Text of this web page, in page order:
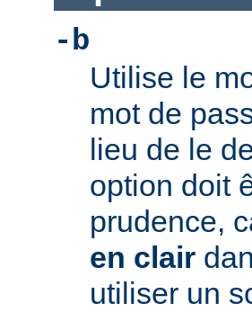
-b
Utilise le
mot de
lieu de le
option doit
prudence,
en clair
utiliser un